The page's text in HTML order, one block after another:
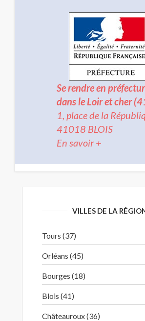
Se rendre en
dans le Loir et cher
1, place de la
41018 BLOIS
En savoir +
VILLES DE LA
Tours (37)
Orléans (45)
Bourges (18)
Blois (41)
Châteauroux (36)